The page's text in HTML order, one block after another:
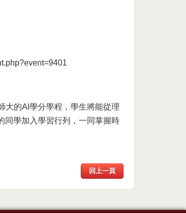
大的AI學分學程，學生將能從理
同學加入學習行列，一同掌握時
回上一頁